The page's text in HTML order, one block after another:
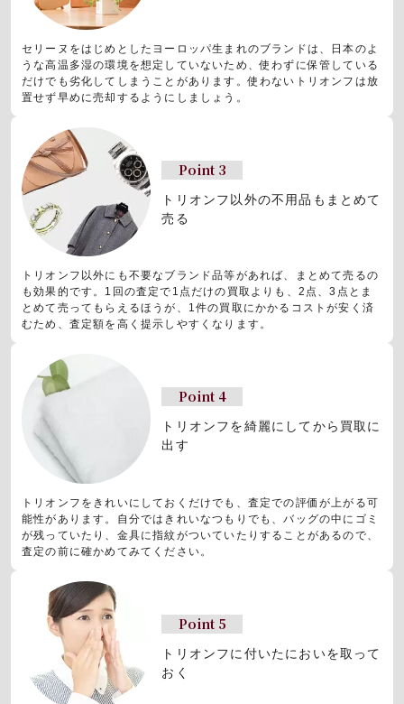
セリーヌをはじめとしたヨーロッパ生まれのブランドは、日本のよ
うな高温多湿の環境を想定していないため、使わずに保管している
だけでも劣化してしまうことがあります。使わないトリオンフは放
置せず早めに売却するようにしましょう。
Point 3
トリオンフ以外の不用品もまとめて
売る
トリオンフ以外にも不要なブランド品等があれば、まとめて売るの
も効果的です。1回の査定で1点だけの買取よりも、2点、3点とま
とめて売ってもらえるほうが、1件の買取にかかるコストが安く済
むため、査定額を高く提示しやすくなります。
Point 4
トリオンフを綺麗にしてから買取に
出す
トリオンフをきれいにしておくだけでも、査定での評価が上がる可
能性があります。自分ではきれいなつもりでも、バッグの中にゴミ
が残っていたり、金具に指紋がついていたりすることがあるので、
査定の前に確かめてみてください。
Point 5
トリオンフに付いたにおいを取って
おく